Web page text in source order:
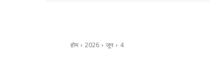
होम 2026 जून 4